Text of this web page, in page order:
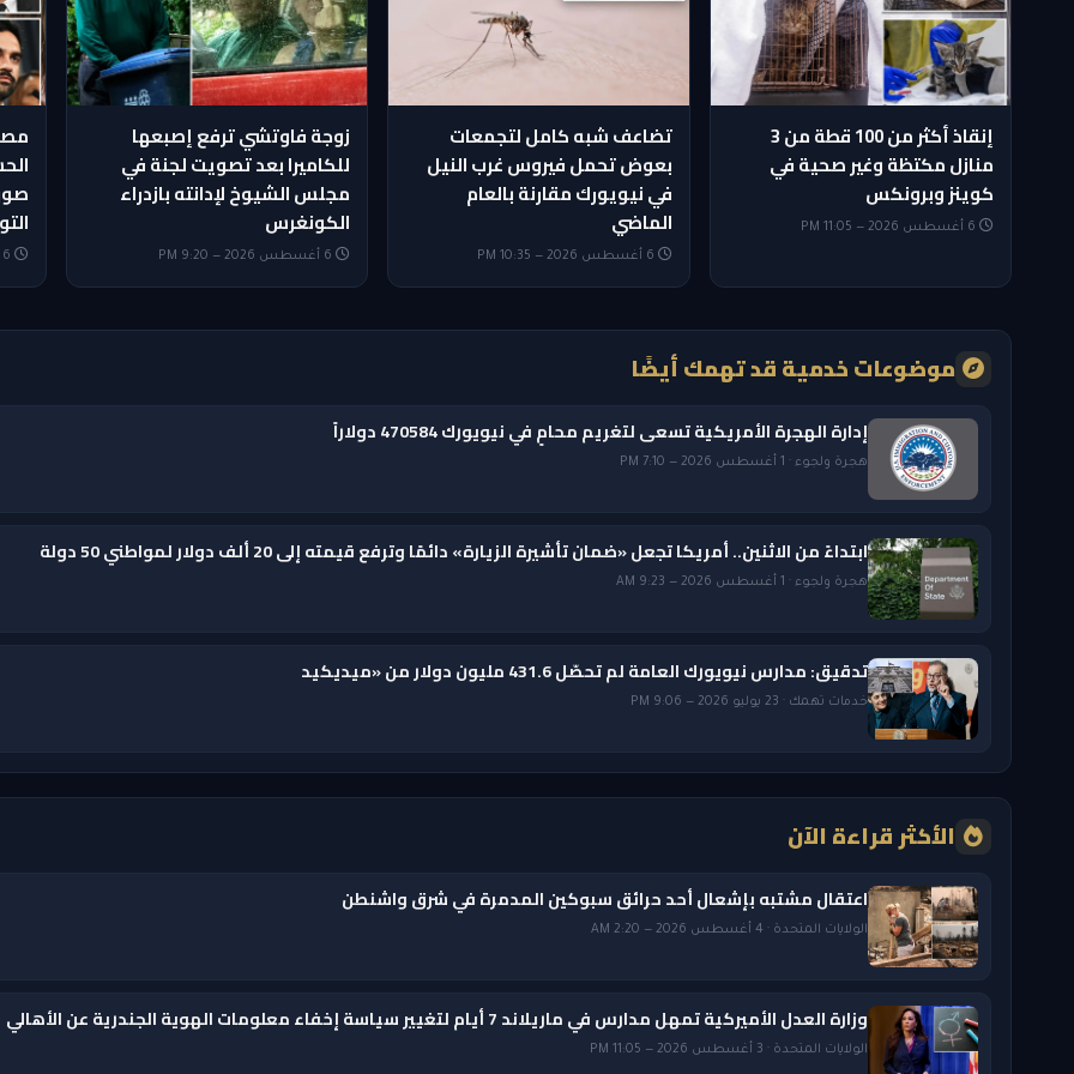
إنقاذ أكثر من 100 قطة من 3
منازل مكتظة وغير صحية في
كوينز وبرونكس
تضاعف شبه كامل لتجمعات
بعوض تحمل فيروس غرب النيل
في نيويورك مقارنة بالعام
الماضي
زوجة فاوتشي ترفع إصبعها
للكاميرا بعد تصويت لجنة في
مجلس الشيوخ لإدانته بازدراء
الكونغرس
موضوعات خدمية قد تهمك أيضًا
إدارة الهجرة الأمريكية تسعى لتغريم محامٍ في نيويورك 470584 دولاراً
هجرة ولجوء · 1 أغسطس 2026 — 7:10 PM
ابتداءً من الاثنين.. أمريكا تجعل «ضمان تأشيرة الزيارة» دائمًا وترفع قيمته إلى 20 ألف دولار لمواطني 50 دولة
هجرة ولجوء · 1 أغسطس 2026 — 9:23 AM
تدقيق: مدارس نيويورك العامة لم تحصّل 431.6 مليون دولار من «ميديكيد
خدمات تهمك · 23 يوليو 2026 — 9:06 PM
الأكثر قراءة الآن
اعتقال مشتبه بإشعال أحد حرائق سبوكين المدمرة في شرق واشنطن
الولايات المتحدة · 4 أغسطس 2026 — 2:20 AM
وزارة العدل الأميركية تمهل مدارس في ماريلاند 7 أيام لتغيير سياسة إخفاء معلومات الهوية الجندرية عن الأهالي
الولايات المتحدة · 3 أغسطس 2026 — 11:05 PM